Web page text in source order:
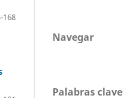
168
Navegar
Palabras clave